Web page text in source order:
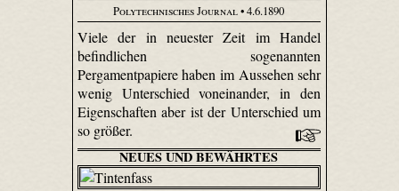
Polytechnisches Journal• 4.6.1890
Viele der in neuester Zeit im Handel
befindlichen sogenannten
Pergamentpapiere haben im Aussehen sehr
wenig Unterschied voneinander, in den
Eigenschaften aber ist der Unterschied um
so größer.
NEUES UND BEWÄHRTES